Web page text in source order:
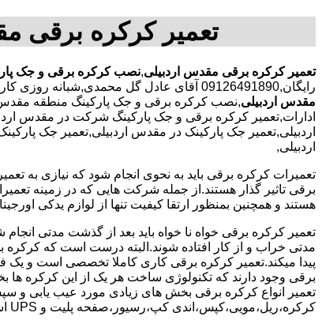
تعمیر کرکره برقی
تعمیر کرکره برقی مقدس اردبیلی,نصب کرکره برقی و جک
رایگان,09126491890 آقای عادل گل محمدی,شبانه روزی کارگران مجرب,تعمیر کرکره برقی محدوده مقدس اردبیلی,
مقدس اردبیلی,نصب کرکره برقی و جک پارکینگ منطقه مقدس
ادارات,تعمیر کرکره برقی و جک پارکینگ شرکت در مقدس
اردبیلی,تعمیر جک پارکینک در مقدس اردبیلی,تعمیر جک
اردبیلی,
تعمیرات کرکره برقی باید به نحوی انجام شود که نیازی به
برقی تاثیر گذار هستند.از جمله شرکت هایی که در زمینه
هستند و همچنین بمنظور ارتقا کیفیت تنها از لوازم یدکی
تعمیر کرکره برقی خواه نا خواه باید بعد از گذشت مدتی
مدتی خراب و از کار افتاده شوند.البته درست است که کرکره
پیدا میکند.تعمیر کرکره برقی کاری کاملا تخصصی است و یک
برقی وجود دارند که تکنولوژی ساخت هر یک از این کرکره
تعمیر انواع کرکره برقی بخش های زیادی مورد عیب یابی و
کرکره،ریل،مویی،کپس،اندی کپ،رسیور،صفحه پلیت و UPS اشاره نمود.